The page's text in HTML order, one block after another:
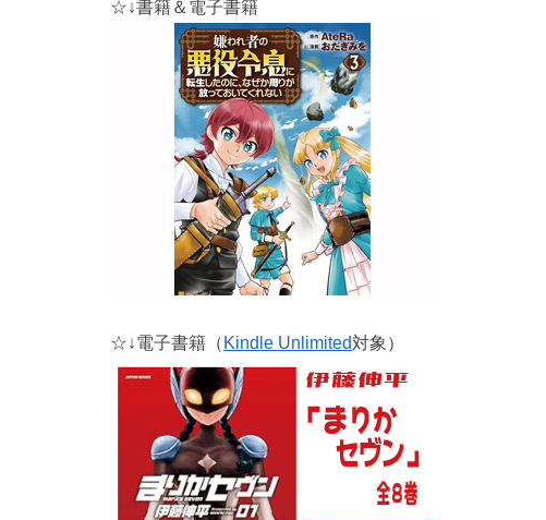
☆↓書籍＆電子書籍
☆↓電子書籍（Kindle Unlimited対象）